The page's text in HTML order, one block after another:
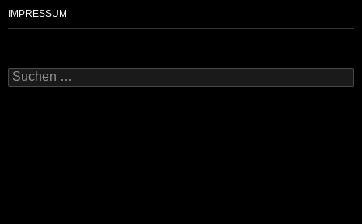
IMPRESSUM
Suchen
nach: